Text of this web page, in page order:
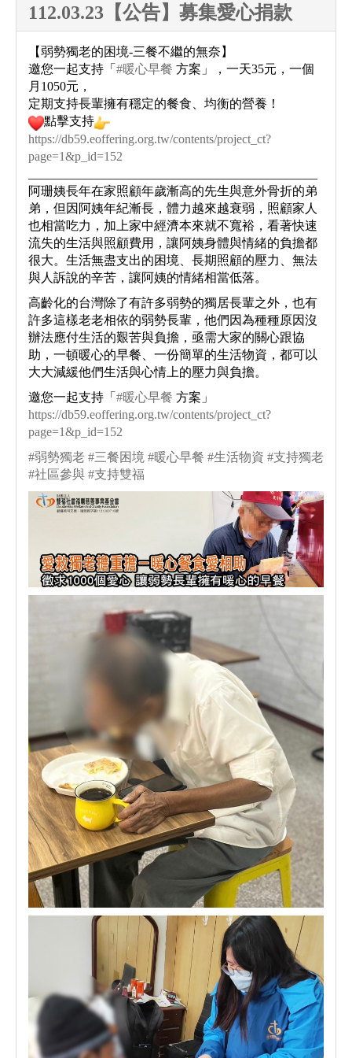
112.03.23【公告】募集愛心捐款
【弱勢獨老的困境-三餐不繼的無奈】
邀您一起支持「 #暖心早餐 方案」，一天35元，一個
月1050元，
定期支持長輩擁有穩定的餐食、均衡的營養！
點擊支持
https://db59.eoffering.org.tw/contents/project_ct?
page=1&p_id=152
阿珊姨長年在家照顧年歲漸高的先生與意外骨折的弟
弟，但因阿姨年紀漸長，體力越來越衰弱，照顧家人
也相當吃力，加上家中經濟本來就不寬裕，看著快速
流失的生活與照顧費用，讓阿姨身體與情緒的負擔都
很大。生活無盡支出的困境、長期照顧的壓力、無法
與人訴說的辛苦，讓阿姨的情緒相當低落。
高齡化的台灣除了有許多弱勢的獨居長輩之外，也有
許多這樣老老相依的弱勢長輩，他們因為種種原因沒
辦法應付生活的艱苦與負擔，亟需大家的關心跟協
助，一頓暖心的早餐、一份簡單的生活物資，都可以
大大減緩他們生活與心情上的壓力與負擔。
邀您一起支持「 #暖心早餐 方案」
https://db59.eoffering.org.tw/contents/project_ct?
page=1&p_id=152
#弱勢獨老 #三餐困境 #暖心早餐 #生活物資 #支持獨老
#社區參與 #支持雙福